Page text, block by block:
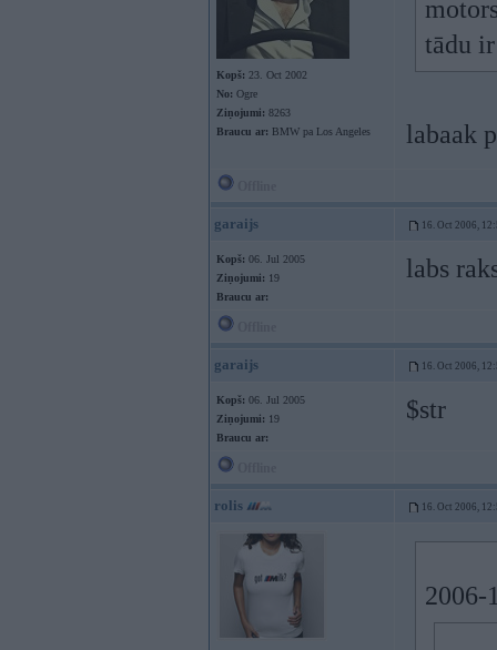
Kopš: 23. Oct 2002
No: Ogre
Ziņojumi: 8263
Braucu ar: BMW pa Los Angeles
tādu
labaak
garaijs 16. Oct 2006,
Kopš: 06. Jul 2005
Ziņojumi: 19
Braucu ar:
labs
garaijs 16. Oct 2006,
Kopš: 06. Jul 2005
Ziņojumi: 19
Braucu ar:
$str
rolis 16. Oct 2006,
2006-